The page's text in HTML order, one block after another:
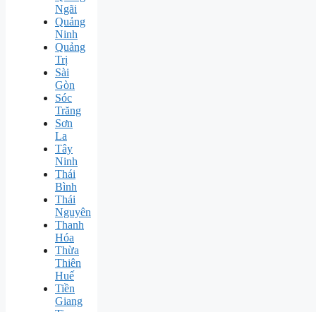
Ngãi
Quảng
Ninh
Quảng
Trị
Sài
Gòn
Sóc
Trăng
Sơn
La
Tây
Ninh
Thái
Bình
Thái
Nguyên
Thanh
Hóa
Thừa
Thiên
Huế
Tiền
Giang